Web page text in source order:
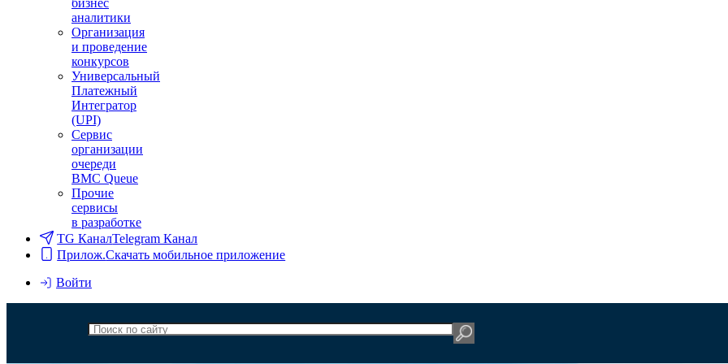
бизнес
аналитики
Организация
и проведение
конкурсов
Универсальный
Платежный
Интегратор
(UPI)
Сервис
организации
очереди
BMC Queue
Прочие
сервисы
в разработке
TG КаналTelegram Канал
Прилож.Скачать мобильное приложение
Войти